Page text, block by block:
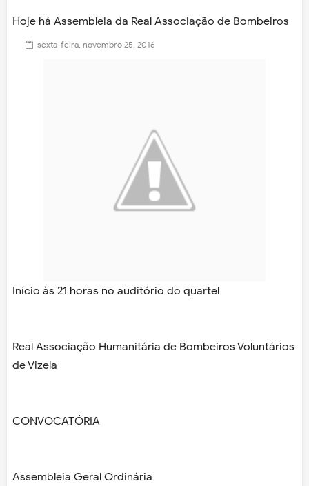
Hoje há Assembleia da Real Associação de Bombeiros
sexta-feira, novembro 25, 2016
Início às 21 horas no auditório do quartel
Real Associação Humanitária de Bombeiros Voluntários
de Vizela
CONVOCATÓRIA
Assembleia Geral Ordinária